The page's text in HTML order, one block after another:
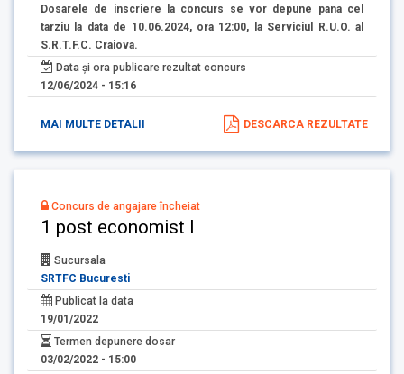
Dosarele de inscriere la concurs se vor depune pana cel
tarziu la data de 10.06.2024, ora 12:00, la Serviciul R.U.O. al
S.R.T.F.C. Craiova.
Data și ora publicare rezultat concurs
12/06/2024 - 15:16
MAI MULTE DETALII DESCARCA REZULTATE
Concurs de angajare încheiat
1 post economist I
Sucursala
SRTFC Bucuresti
Publicat la data
19/01/2022
Termen depunere dosar
03/02/2022 - 15:00